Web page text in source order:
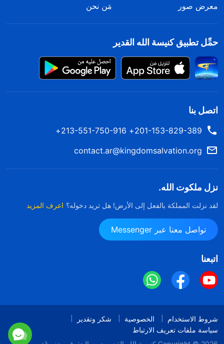
معرض صور
مَن نحن
حمِّل تطبيق كنيسة الله القدير
اتصل بنا
201-153-829-389+ 213-551-750-916+
contact.ar@kingdomsalvation.org
نزل ملكوت الله.
لقد نزلت المملكة بالفعل إلى الأرض! هل تريد دخوله؟ اعرف المزيد
تواصل معنا عبر Messenger
اتبعنا
شروط الاستخدام الخصوصية
شكر وتقدير
سياسة ملفات تعريف الارتباط